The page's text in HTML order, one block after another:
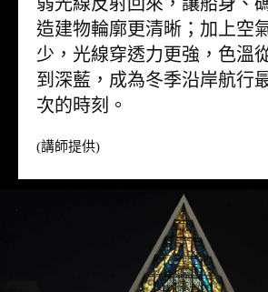
造建物輪廓更清晰；加上空
少，光線穿透力更強，色溫
到深藍，成為冬季沿岸航行
次的時刻。
(講師提供)